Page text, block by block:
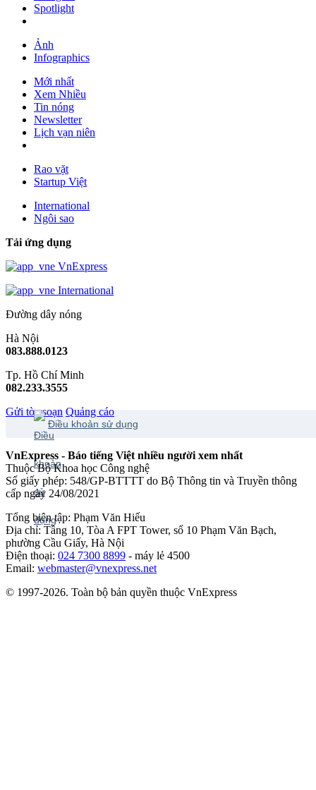
Spotlight
Ảnh
Infographics
Mới nhất
Xem Nhiều
Tin nóng
Newsletter
Lịch vạn niên
Rao vặt
Startup Việt
International
Ngôi sao
Tải ứng dụng
VnExpress
International
Đường dây nóng
Hà Nội
083.888.0123
Tp. Hồ Chí Minh
082.233.3555
Gửi tòa soạn Quảng cáo
Điều khoản sử dụng
VnExpress - Báo tiếng Việt nhiều người xem nhất
Thuộc Bộ Khoa học Công nghệ
Số giấy phép: 548/GP-BTTTT do Bộ Thông tin và Truyền thông
cấp ngày 24/08/2021
Tổng biên tập: Phạm Văn Hiếu
Địa chỉ: Tầng 10, Tòa A FPT Tower, số 10 Phạm Văn Bạch,
phường Cầu Giấy, Hà Nội
Điện thoại: 024 7300 8899 - máy lẻ 4500
Email: webmaster@vnexpress.net
© 1997-2026. Toàn bộ bản quyền thuộc VnExpress